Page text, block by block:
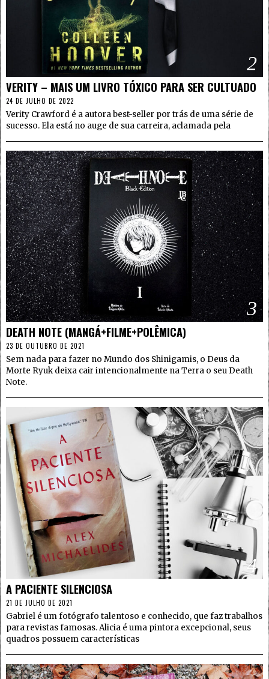
2
VERITY – MAIS UM LIVRO TÓXICO PARA SER CULTUADO
24 DE JULHO DE 2022
Verity Crawford é a autora best-seller por trás de uma série de
sucesso. Ela está no auge de sua carreira, aclamada pela
3
DEATH NOTE (MANGÁ+FILME+POLÊMICA)
23 DE OUTUBRO DE 2021
Sem nada para fazer no Mundo dos Shinigamis, o Deus da
Morte Ryuk deixa cair intencionalmente na Terra o seu Death
Note.
4
A PACIENTE SILENCIOSA
21 DE JULHO DE 2021
Gabriel é um fotógrafo talentoso e conhecido, que faz trabalhos
para revistas famosas. Alicia é uma pintora excepcional, seus
quadros possuem características